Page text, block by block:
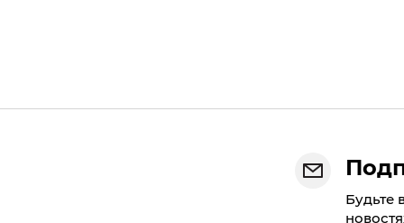
Будьте